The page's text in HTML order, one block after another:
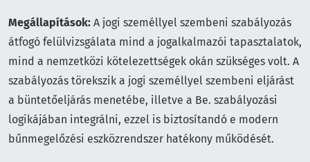
Megállapítások: A jogi személlyel szembeni szabályozás
átfogó felülvizsgálata mind a jogalkalmazói tapasztalatok,
mind a nemzetközi kötelezettségek okán szükséges volt. A
szabályozás törekszik a jogi személlyel szembeni eljárást
a büntetőeljárás menetébe, illetve a Be. szabályozási
logikájában integrálni, ezzel is biztosítandó e modern
bűnmegelőzési eszközrendszer hatékony működését.